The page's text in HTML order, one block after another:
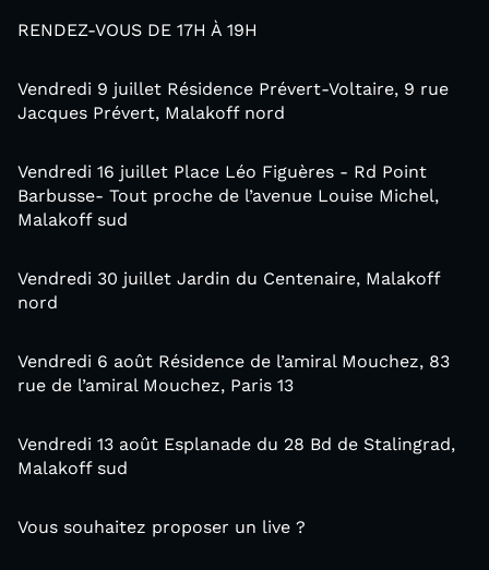
RENDEZ-VOUS DE 17H À 19H
Vendredi 9 juillet Résidence Prévert-Voltaire, 9 rue
Jacques Prévert, Malakoff nord
Vendredi 16 juillet Place Léo Figuères - Rd Point
Barbusse- Tout proche de l’avenue Louise Michel,
Malakoff sud
Vendredi 30 juillet Jardin du Centenaire, Malakoff
nord
Vendredi 6 août Résidence de l’amiral Mouchez, 83
rue de l’amiral Mouchez, Paris 13
Vendredi 13 août Esplanade du 28 Bd de Stalingrad,
Malakoff sud
Vous souhaitez proposer un live ?